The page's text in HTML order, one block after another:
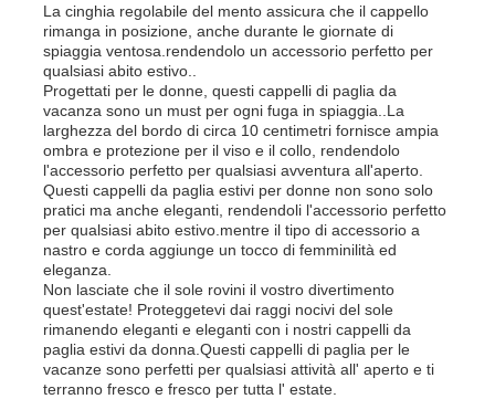
La cinghia regolabile del mento assicura che il cappello
rimanga in posizione, anche durante le giornate di
spiaggia ventosa.rendendolo un accessorio perfetto per
qualsiasi abito estivo..
Progettati per le donne, questi cappelli di paglia da
vacanza sono un must per ogni fuga in spiaggia..La
larghezza del bordo di circa 10 centimetri fornisce ampia
ombra e protezione per il viso e il collo, rendendolo
l'accessorio perfetto per qualsiasi avventura all'aperto.
Questi cappelli da paglia estivi per donne non sono solo
pratici ma anche eleganti, rendendoli l'accessorio perfetto
per qualsiasi abito estivo.mentre il tipo di accessorio a
nastro e corda aggiunge un tocco di femminilità ed
eleganza.
Non lasciate che il sole rovini il vostro divertimento
quest'estate! Proteggetevi dai raggi nocivi del sole
rimanendo eleganti e eleganti con i nostri cappelli da
paglia estivi da donna.Questi cappelli di paglia per le
vacanze sono perfetti per qualsiasi attività all' aperto e ti
terranno fresco e fresco per tutta l' estate.